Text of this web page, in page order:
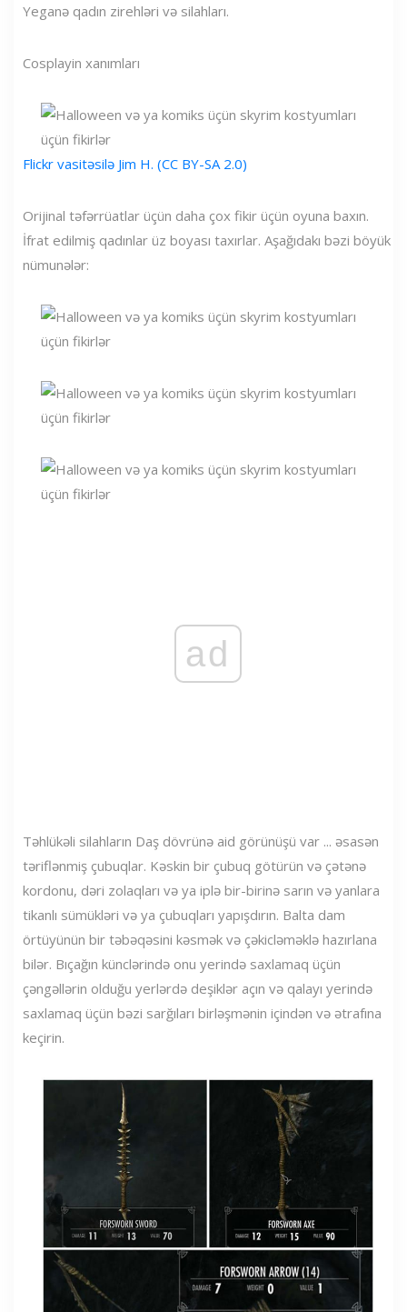
Yeganə qadın zirehləri və silahları.
Cosplayin xanımları
Flickr vasitəsilə Jim H. (CC BY-SA 2.0)
Orijinal təfərrüatlar üçün daha çox fikir üçün oyuna baxın.
İfrat edilmiş qadınlar üz boyası taxırlar. Aşağıdakı bəzi böyük
nümunələr:
ad
Təhlükəli silahların Daş dövrünə aid görünüşü var ... əsasən
təriflənmiş çubuqlar. Kəskin bir çubuq götürün və çətənə
kordonu, dəri zolaqları və ya iplə bir-birinə sarın və yanlara
tikanlı sümükləri və ya çubuqları yapışdırın. Balta dam
örtüyünün bir təbəqəsini kəsmək və çəkicləməklə hazırlana
bilər. Bıçağın künclərində onu yerində saxlamaq üçün
çəngəllərin olduğu yerlərdə deşiklər açın və qalayı yerində
saxlamaq üçün bəzi sarğıları birləşmənin içindən və ətrafına
keçirin.